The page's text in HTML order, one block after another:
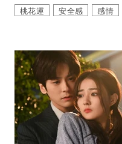
桃花運 安全感 感情